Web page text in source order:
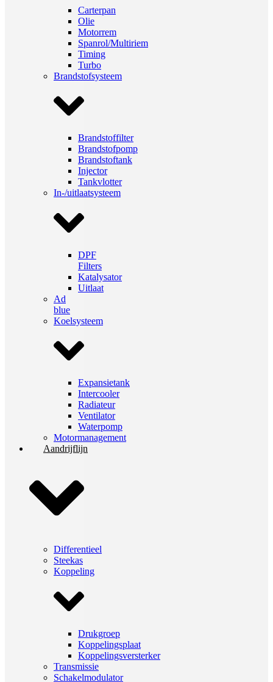
Carterpan
Olie
Motorrem
Spanrol/Multiriem
Timing
Turbo
Brandstofsysteem
Brandstoffilter
Brandstofpomp
Brandstoftank
Injector
Tankvlotter
In-/uitlaatsysteem
DPF
Filters
Katalysator
Uitlaat
Ad
blue
Koelsysteem
Expansietank
Intercooler
Radiateur
Ventilator
Waterpomp
Motormanagement
Aandrijflijn
Differentieel
Steekas
Koppeling
Drukgroep
Koppelingsplaat
Koppelingsversterker
Transmissie
Schakelmodulator